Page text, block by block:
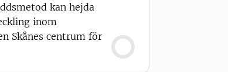
kan hejda
inom
Skånes centrum för